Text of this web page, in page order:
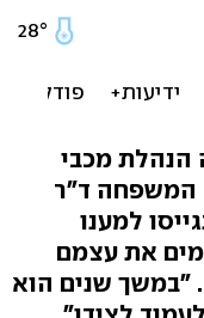
הוותיק
כרטיס
הנהלת מכבי
המשפחה ד"ר
למענו
את עצמם
"במשך שנים הוא